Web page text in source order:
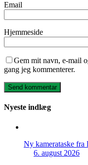
Email
Hjemmeside
Gem mit navn, e-mail
gang jeg kommenterer.
Nyeste indlæg
Ny kamerataske
6. august 2026